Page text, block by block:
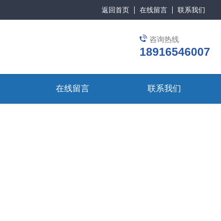
返回首页 在线留言 联系我们
咨询热线
18916546007
在线留言 联系我们